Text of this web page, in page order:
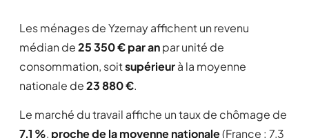
Les ménages de Yzernay affichent un revenu
médian de25 350 € par anpar unité de
consommation, soitsupérieurà la moyenne
nationale de23 880 €.
Le marché du travail affiche un taux de chômage de
7,1 %, proche de la moyenne nationale(France : 7,3